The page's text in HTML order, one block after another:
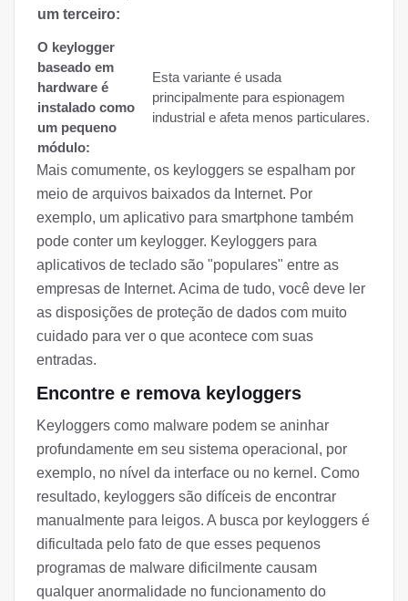
um terceiro:
O keylogger
baseado em
hardware é
instalado como
um pequeno
módulo:
Esta variante é usada
principalmente para espionagem
industrial e afeta menos particulares.
Mais comumente, os keyloggers se espalham por
meio de arquivos baixados da Internet. Por
exemplo, um aplicativo para smartphone também
pode conter um keylogger. Keyloggers para
aplicativos de teclado são "populares" entre as
empresas de Internet. Acima de tudo, você deve ler
as disposições de proteção de dados com muito
cuidado para ver o que acontece com suas
entradas.
Encontre e remova keyloggers
Keyloggers como malware podem se aninhar
profundamente em seu sistema operacional, por
exemplo, no nível da interface ou no kernel. Como
resultado, keyloggers são difíceis de encontrar
manualmente para leigos. A busca por keyloggers é
dificultada pelo fato de que esses pequenos
programas de malware dificilmente causam
qualquer anormalidade no funcionamento do